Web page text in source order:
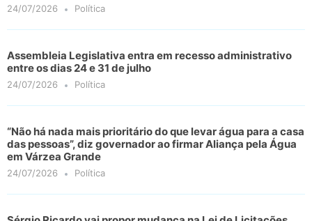
24/07/2026 Política
Assembleia Legislativa entra em recesso administrativo
entre os dias 24 e 31 de julho
24/07/2026 Política
“Não há nada mais prioritário do que levar água para a casa
das pessoas”, diz governador ao firmar Aliança pela Água
em Várzea Grande
24/07/2026 Política